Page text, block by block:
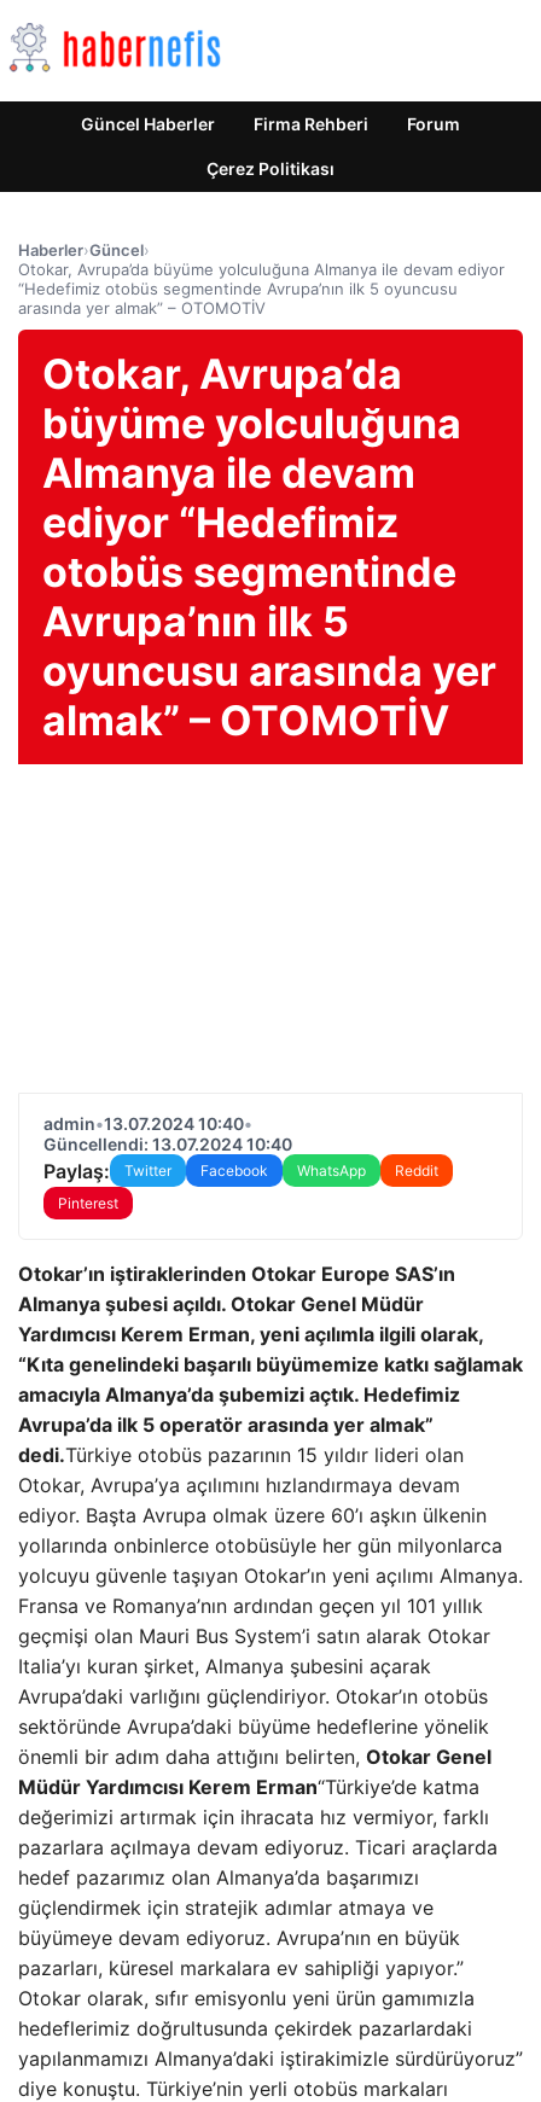
Güncel Haberler Firma Rehberi Forum
Çerez Politikası
Haberler›Güncel›
Otokar, Avrupa’da büyüme yolculuğuna Almanya ile devam ediyor
“Hedefimiz otobüs segmentinde Avrupa’nın ilk 5 oyuncusu
arasında yer almak” – OTOMOTİV
Otokar, Avrupa’da
büyüme yolculuğuna
Almanya ile devam
ediyor “Hedefimiz
otobüs segmentinde
Avrupa’nın ilk 5
oyuncusu arasında yer
almak” – OTOMOTİV
admin•13.07.2024 10:40•
Güncellendi: 13.07.2024 10:40
Paylaş: Twitter Facebook WhatsApp
Reddit
Pinterest
Otokar’ın iştiraklerinden Otokar Europe SAS’ın
Almanya şubesi açıldı. Otokar Genel Müdür
Yardımcısı Kerem Erman, yeni açılımla ilgili olarak,
“Kıta genelindeki başarılı büyümemize katkı sağlamak
amacıyla Almanya’da şubemizi açtık. Hedefimiz
Avrupa’da ilk 5 operatör arasında yer almak”
dedi.Türkiye otobüs pazarının 15 yıldır lideri olan
Otokar, Avrupa’ya açılımını hızlandırmaya devam
ediyor. Başta Avrupa olmak üzere 60’ı aşkın ülkenin
yollarında onbinlerce otobüsüyle her gün milyonlarca
yolcuyu güvenle taşıyan Otokar’ın yeni açılımı Almanya.
Fransa ve Romanya’nın ardından geçen yıl 101 yıllık
geçmişi olan Mauri Bus System’i satın alarak Otokar
Italia’yı kuran şirket, Almanya şubesini açarak
Avrupa’daki varlığını güçlendiriyor. Otokar’ın otobüs
sektöründe Avrupa’daki büyüme hedeflerine yönelik
önemli bir adım daha attığını belirten, Otokar Genel
Müdür Yardımcısı Kerem Erman“Türkiye’de katma
değerimizi artırmak için ihracata hız vermiyor, farklı
pazarlara açılmaya devam ediyoruz. Ticari araçlarda
hedef pazarımız olan Almanya’da başarımızı
güçlendirmek için stratejik adımlar atmaya ve
büyümeye devam ediyoruz. Avrupa’nın en büyük
pazarları, küresel markalara ev sahipliği yapıyor.”
Otokar olarak, sıfır emisyonlu yeni ürün gamımızla
hedeflerimiz doğrultusunda çekirdek pazarlardaki
yapılanmamızı Almanya’daki iştirakimizle sürdürüyoruz”
diye konuştu. Türkiye’nin yerli otobüs markaları